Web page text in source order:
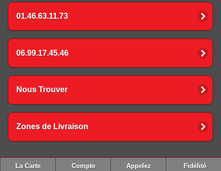
01.46.63.11.73
06.99.17.45.46
Nous Trouver
Zones de Livraison
La Carte Compte Appelez Fidélité